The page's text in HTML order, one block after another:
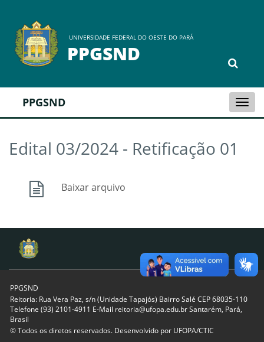
UNIVERSIDADE FEDERAL DO OESTE DO PARÁ
PPGSND
PPGSND
Edital 03/2024 - Retificação 01
Baixar arquivo
PPGSND
Reitoria: Rua Vera Paz, s/n (Unidade Tapajós) Bairro Salé CEP 68035-110
Telefone (93) 2101-4911 E-Mail reitoria@ufopa.edu.br Santarém, Pará,
Brasil
© Todos os diretos reservados. Desenvolvido por UFOPA/CTIC